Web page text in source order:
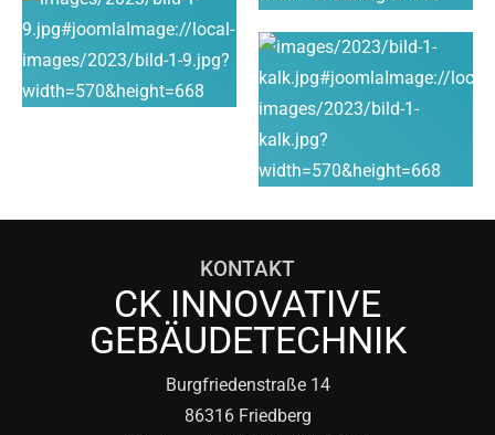
KONTAKT
CK INNOVATIVE
GEBÄUDETECHNIK
Burgfriedenstraße 14
86316 Friedberg